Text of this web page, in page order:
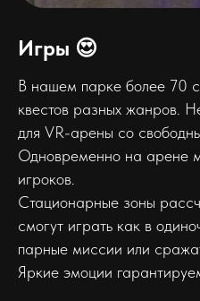
Игры 😍
В нашем парке более 70
квестов разных жанров.
для VR-арены со
Одновременно на арене
игроков.
Стационарные зоны
смогут играть как в
парные миссии или
Яркие эмоции